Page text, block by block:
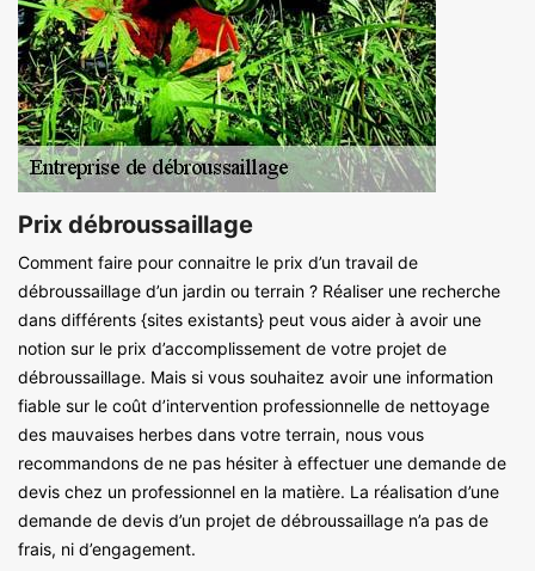
Prix débroussaillage
Comment faire pour connaitre le prix d’un travail de
débroussaillage d’un jardin ou terrain ? Réaliser une recherche
dans différents {sites existants} peut vous aider à avoir une
notion sur le prix d’accomplissement de votre projet de
débroussaillage. Mais si vous souhaitez avoir une information
fiable sur le coût d’intervention professionnelle de nettoyage
des mauvaises herbes dans votre terrain, nous vous
recommandons de ne pas hésiter à effectuer une demande de
devis chez un professionnel en la matière. La réalisation d’une
demande de devis d’un projet de débroussaillage n’a pas de
frais, ni d’engagement.